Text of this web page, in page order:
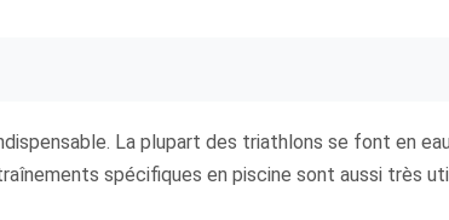
La plupart des triathlons se font en
spécifiques en piscine sont aussi très